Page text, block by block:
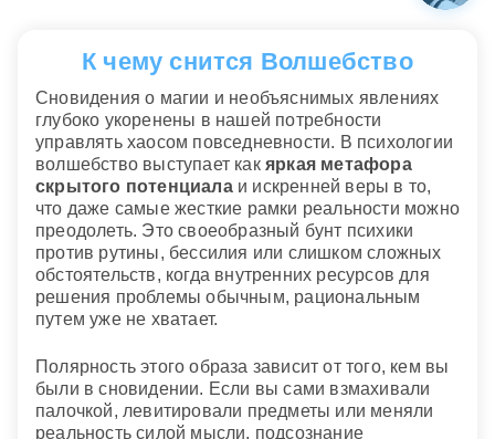
К чему снится Волшебство
Сновидения о магии и необъяснимых явлениях
глубоко укоренены в нашей потребности
управлять хаосом повседневности. В психологии
волшебство выступает как яркая метафора
скрытого потенциалаи искренней веры в то,
что даже самые жесткие рамки реальности можно
преодолеть. Это своеобразный бунт психики
против рутины, бессилия или слишком сложных
обстоятельств, когда внутренних ресурсов для
решения проблемы обычным, рациональным
путем уже не хватает.
Полярность этого образа зависит от того, кем вы
были в сновидении. Если вы сами взмахивали
палочкой, левитировали предметы или меняли
реальность силой мысли, подсознание